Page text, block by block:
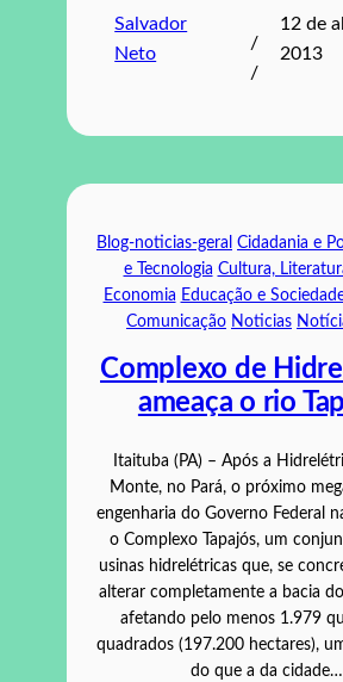
Salvador
Neto
/
/
12 de
2013
Blog-noticias-geral Cidadania e
e Tecnologia Cultura,
Economia Educação e
Comunicação Noticias
Complexo de
ameaça o rio
Itaituba (PA) – Após a
Monte, no Pará, o próximo
engenharia do Governo Federal
o Complexo Tapajós, um
usinas hidrelétricas que, se
alterar completamente a bacia
afetando pelo menos 1.979
quadrados (197.200 hectares),
do que a da cidade…